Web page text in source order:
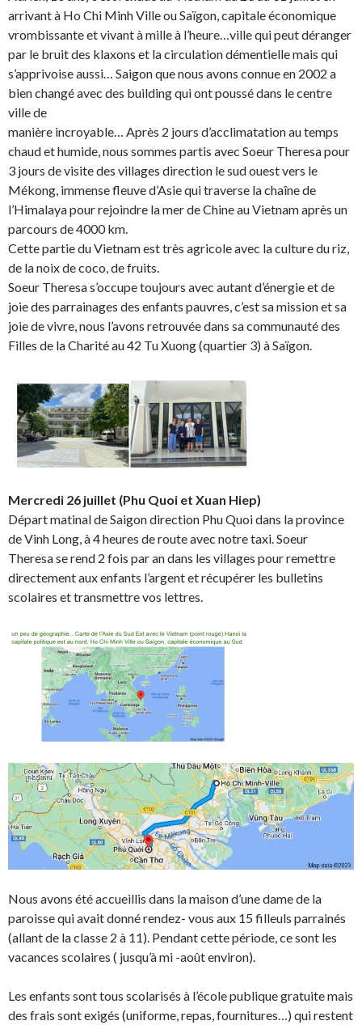
arrivant à Ho Chi Minh Ville ou Saïgon, capitale économique
vrombissante et vivant à mille à l’heure…ville qui peut déranger
par le bruit des klaxons et la circulation démentielle mais qui
s’apprivoise aussi… Saigon que nous avons connue en 2002 a
bien changé avec des building qui ont poussé dans le centre
ville de
manière incroyable… Après 2 jours d’acclimatation au temps
chaud et humide, nous sommes partis avec Soeur Theresa pour
3 jours de visite des villages direction le sud ouest vers le
Mékong, immense fleuve d’Asie qui traverse la chaîne de
l’Himalaya pour rejoindre la mer de Chine au Vietnam après un
parcours de 4000 km.
Cette partie du Vietnam est très agricole avec la culture du riz,
de la noix de coco, de fruits.
Soeur Theresa s’occupe toujours avec autant d’énergie et de
joie des parrainages des enfants pauvres, c’est sa mission et sa
joie de vivre, nous l’avons retrouvée dans sa communauté des
Filles de la Charité au 42 Tu Xuong (quartier 3) à Saïgon.
Mercredi 26 juillet (Phu Quoi et Xuan Hiep)
Départ matinal de Saigon direction Phu Quoi dans la province
de Vinh Long, à 4 heures de route avec notre taxi. Soeur
Theresa se rend 2 fois par an dans les villages pour remettre
directement aux enfants l’argent et récupérer les bulletins
scolaires et transmettre vos lettres.
Nous avons été accueillis dans la maison d’une dame de la
paroisse qui avait donné rendez- vous aux 15 filleuls parrainés
(allant de la classe 2 à 11). Pendant cette période, ce sont les
vacances scolaires ( jusqu’à mi -août environ).
Les enfants sont tous scolarisés à l’école publique gratuite mais
des frais sont exigés (uniforme, repas, fournitures…) qui restent